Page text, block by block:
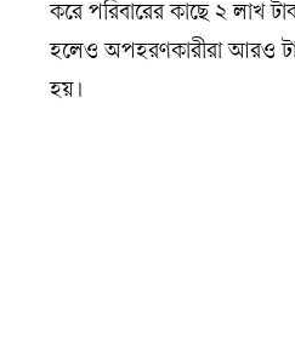
করে পরিবারের কাছে ২ লাখ
হলেও অপহরণকারীরা আরও
হয়।